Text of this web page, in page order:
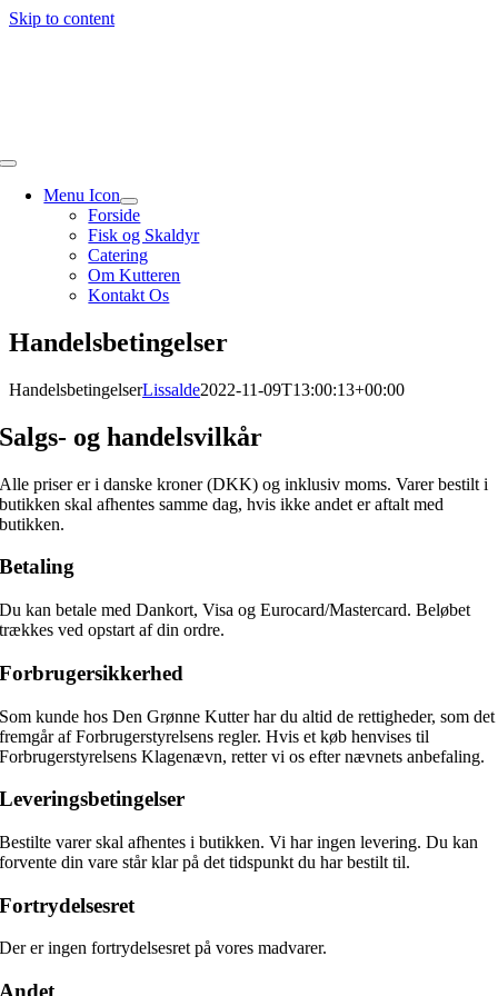
Skip to content
Menu Icon
Forside
Fisk og Skaldyr
Catering
Om Kutteren
Kontakt Os
Handelsbetingelser
HandelsbetingelserLissalde2022-11-09T13:00:13+00:00
Salgs- og handelsvilkår
Alle priser er i danske kroner (DKK) og inklusiv moms. Varer bestilt i
butikken skal afhentes samme dag, hvis ikke andet er aftalt med
butikken.
Betaling
Du kan betale med Dankort, Visa og Eurocard/Mastercard. Beløbet
trækkes ved opstart af din ordre.
Forbrugersikkerhed
Som kunde hos Den Grønne Kutter har du altid de rettigheder, som det
fremgår af Forbrugerstyrelsens regler. Hvis et køb henvises til
Forbrugerstyrelsens Klagenævn, retter vi os efter nævnets anbefaling.
Leveringsbetingelser
Bestilte varer skal afhentes i butikken. Vi har ingen levering. Du kan
forvente din vare står klar på det tidspunkt du har bestilt til.
Fortrydelsesret
Der er ingen fortrydelsesret på vores madvarer.
Andet